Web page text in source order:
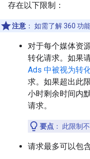
存在以下限制：
注意 ： 如需了解 360 功
对于每个媒体资
转化请求。如果
Ads 中被视为转
求。如果超出此
小时剩余时间内
请求。
要点 ： 此限制
请求最多可以包